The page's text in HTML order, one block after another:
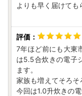
よりも早く届けても
7年ほど前にも大東
は5.5合炊きの電子
ます。
家族も増えてそろそ
今回は1.0升炊きの